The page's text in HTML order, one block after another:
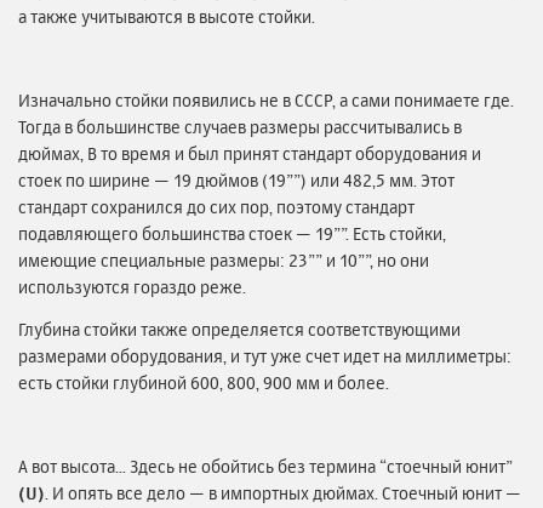
а также учитываются в высоте стойки.
Изначально стойки появились не в СССР, а сами понимаете где.
Тогда в большинстве случаев размеры рассчитывались в
дюймах, В то время и был принят стандарт оборудования и
стоек по ширине — 19 дюймов (19””) или 482,5 мм. Этот
стандарт сохранился до сих пор, поэтому стандарт
подавляющего большинства стоек — 19””. Есть стойки,
имеющие специальные размеры: 23”” и 10””, но они
используются гораздо реже.
Глубина стойки также определяется соответствующими
размерами оборудования, и тут уже счет идет на миллиметры:
есть стойки глубиной 600, 800, 900 мм и более.
А вот высота… Здесь не обойтись без термина “стоечный юнит”
(U) . И опять все дело — в импортных дюймах. Стоечный юнит —